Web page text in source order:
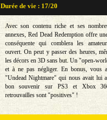
Durée de vie : 17/20
Avec son contenu riche et ses
annexes, Red Dead Redemption offre
conséquente qui comblera les
ouvert. On peut y passer des heures,
les décors en 3D sans but. Un "open-
et à ne pas négliger. En bonus, vous
"Undead Nightmare" qui nous avait lui
bon souvenir sur PS3 et Xbox
retrouvailles sont "positives" !